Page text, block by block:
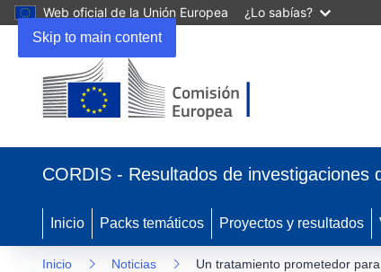
Skip to main content
Web oficial de la Unión Europea ¿Lo sabías?
en
nueva
ventana)
CORDIS - Resultados de investigaciones
Inicio Packs temáticos Proyectos y resultados
Inicio Noticias Un tratamiento prometedor